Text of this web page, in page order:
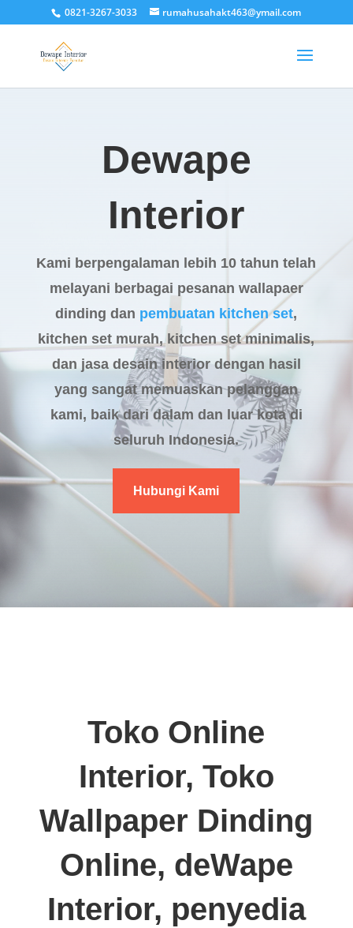
0821-3267-3033 rumahusahakt463@ymail.com
Dewape
Interior
Kami berpengalaman lebih 10 tahun telah
melayani berbagai pesanan wallapaer
dinding dan pembuatan kitchen set,
kitchen set murah, kitchen set minimalis,
dan jasa desain interior dengan hasil
yang sangat memuaskan pelanggan
kami, baik dari dalam dan luar kota di
seluruh Indonesia.
Hubungi Kami
Toko Online
Interior, Toko
Wallpaper Dinding
Online, deWape
Interior, penyedia